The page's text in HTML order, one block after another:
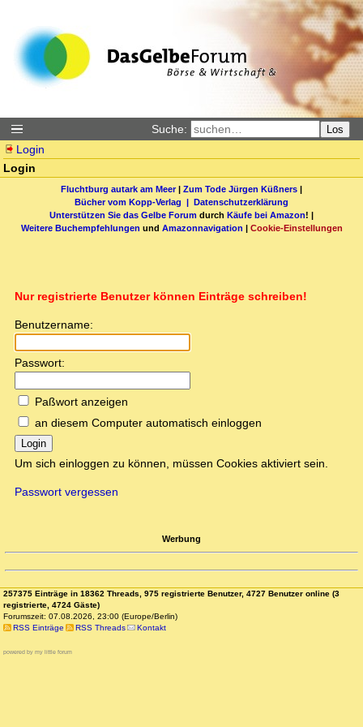
Suche: Los
Login
Login
Fluchtburg autark am Meer| Zum Tode Jürgen Küßners |
Bücher vom Kopp-Verlag | Datenschutzerklärung
Unterstützen Sie das Gelbe Forum durch Käufe bei Amazon! |
Weitere Buchempfehlungen und Amazonnavigation | Cookie-Einstellungen
Nur registrierte Benutzer können Einträge schreiben!
Benutzername:
Passwort:
Paßwort anzeigen
an diesem Computer automatisch einloggen
Login
Um sich einloggen zu können, müssen Cookies aktiviert sein.
Passwort vergessen
Werbung
257375 Einträge in 18362 Threads, 975 registrierte Benutzer, 4727 Benutzer online (3
registrierte, 4724 Gäste)
Forumszeit: 07.08.2026, 23:00 (Europe/Berlin)
RSS Einträge
RSS Threads Kontakt
powered by my little forum